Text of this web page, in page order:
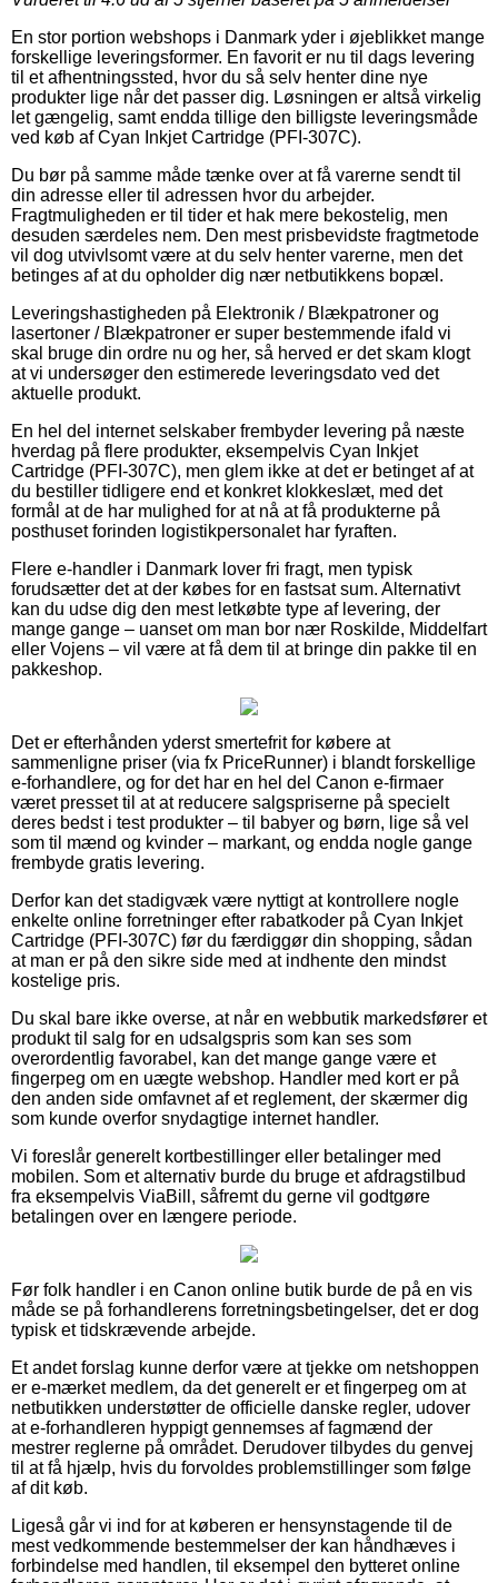
En stor portion webshops i Danmark yder i øjeblikket mange
forskellige leveringsformer. En favorit er nu til dags levering
til et afhentningssted, hvor du så selv henter dine nye
produkter lige når det passer dig. Løsningen er altså virkelig
let gængelig, samt endda tillige den billigste leveringsmåde
ved køb af Cyan Inkjet Cartridge (PFI-307C).
Du bør på samme måde tænke over at få varerne sendt til
din adresse eller til adressen hvor du arbejder.
Fragtmuligheden er til tider et hak mere bekostelig, men
desuden særdeles nem. Den mest prisbevidste fragtmetode
vil dog utvivlsomt være at du selv henter varerne, men det
betinges af at du opholder dig nær netbutikkens bopæl.
Leveringshastigheden på Elektronik / Blækpatroner og
lasertoner / Blækpatroner er super bestemmende ifald vi
skal bruge din ordre nu og her, så herved er det skam klogt
at vi undersøger den estimerede leveringsdato ved det
aktuelle produkt.
En hel del internet selskaber frembyder levering på næste
hverdag på flere produkter, eksempelvis Cyan Inkjet
Cartridge (PFI-307C), men glem ikke at det er betinget af at
du bestiller tidligere end et konkret klokkeslæt, med det
formål at de har mulighed for at nå at få produkterne på
posthuset forinden logistikpersonalet har fyraften.
Flere e-handler i Danmark lover fri fragt, men typisk
forudsætter det at der købes for en fastsat sum. Alternativt
kan du udse dig den mest letkøbte type af levering, der
mange gange – uanset om man bor nær Roskilde, Middelfart
eller Vojens – vil være at få dem til at bringe din pakke til en
pakkeshop.
Det er efterhånden yderst smertefrit for købere at
sammenligne priser (via fx PriceRunner) i blandt forskellige
e-forhandlere, og for det har en hel del Canon e-firmaer
været presset til at at reducere salgspriserne på specielt
deres bedst i test produkter – til babyer og børn, lige så vel
som til mænd og kvinder – markant, og endda nogle gange
frembyde gratis levering.
Derfor kan det stadigvæk være nyttigt at kontrollere nogle
enkelte online forretninger efter rabatkoder på Cyan Inkjet
Cartridge (PFI-307C) før du færdiggør din shopping, sådan
at man er på den sikre side med at indhente den mindst
kostelige pris.
Du skal bare ikke overse, at når en webbutik markedsfører et
produkt til salg for en udsalgspris som kan ses som
overordentlig favorabel, kan det mange gange være et
fingerpeg om en uægte webshop. Handler med kort er på
den anden side omfavnet af et reglement, der skærmer dig
som kunde overfor snydagtige internet handler.
Vi foreslår generelt kortbestillinger eller betalinger med
mobilen. Som et alternativ burde du bruge et afdragstilbud
fra eksempelvis ViaBill, såfremt du gerne vil godtgøre
betalingen over en længere periode.
Før folk handler i en Canon online butik burde de på en vis
måde se på forhandlerens forretningsbetingelser, det er dog
typisk et tidskrævende arbejde.
Et andet forslag kunne derfor være at tjekke om netshoppen
er e-mærket medlem, da det generelt er et fingerpeg om at
netbutikken understøtter de officielle danske regler, udover
at e-forhandleren hyppigt gennemses af fagmænd der
mestrer reglerne på området. Derudover tilbydes du genvej
til at få hjælp, hvis du forvoldes problemstillinger som følge
af dit køb.
Ligeså går vi ind for at køberen er hensynstagende til de
mest vedkommende bestemmelser der kan håndhæves i
forbindelse med handlen, til eksempel den bytteret online